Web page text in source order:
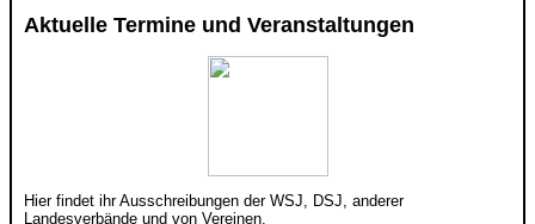
Aktuelle Termine und Veranstaltungen
Hier findet ihr Ausschreibungen der WSJ, DSJ, anderer
Landesverbände und von Vereinen.